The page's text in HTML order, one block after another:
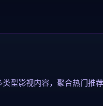
型影视内容，聚合热门推